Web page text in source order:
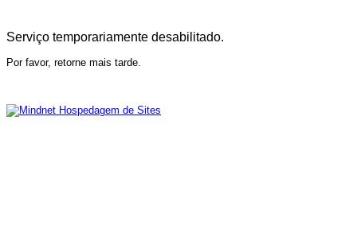
Serviço temporariamente desabilitado.
Por favor, retorne mais tarde.